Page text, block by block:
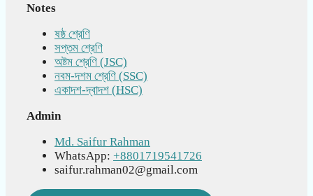
Notes
ষষ্ঠ শ্রেণি
সপ্তম শ্রেণি
অষ্টম শ্রেণি (JSC)
নবম-দশম শ্রেণি (SSC)
একাদশ-দ্বাদশ (HSC)
Admin
Md. Saifur Rahman
WhatsApp: +8801719541726
saifur.rahman02@gmail.com